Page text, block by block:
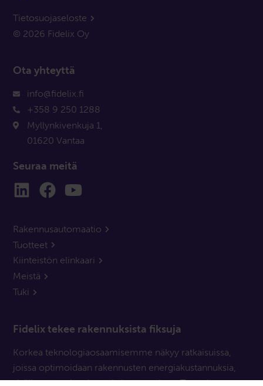
Tietosuojaseloste
© 2026 Fidelix Oy
Ota yhteyttä
info@fidelix.fi
+358 9 250 1288
Myllynkivenkuja 1,
01620 Vantaa
Seuraa meitä
Rakennusautomaatio
Tuotteet
Kiinteistön elinkaari
Meistä
Tuki
Fidelix tekee rakennuksista fiksuja
Korkea teknologiaosaamisemme näkyy ratkaisuissa,
joissa optimoidaan rakennusten energiakustannuksia,
sisäilmasto-olosuhteet ja kustannukset. Tuotteitamme